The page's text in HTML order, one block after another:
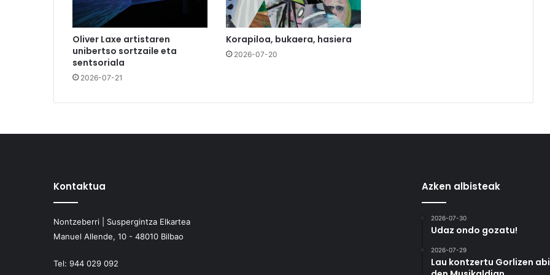
Oliver Laxe artistaren
unibertso sortzaile eta
sentsoriala
2026-07-21
Korapiloa, bukaera, hasiera
2026-07-20
Kontaktua
Nontzeberri | Suspergintza Elkartea
Manuel Allende, 10 - 48010 Bilbao
Tel: 944 029 092
Azken albisteak
2026-07-30
Udaz ondo gozatu!
2026-07-29
Lau kontzertu Gorlizen